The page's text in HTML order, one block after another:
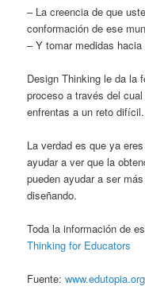
– La creencia de que
conformación de ese
– Y tomar medidas
Design Thinking le da la
proceso a través del
enfrentas a un reto difícil.
La verdad es que ya
ayudar a ver que la
pueden ayudar a ser
diseñando.
Toda la información de
Thinking for Educators
Fuente:www.edutopia.org